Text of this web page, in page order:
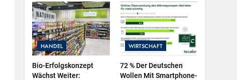
Sowie Neuer
Ausstellungsbereiche Im
Polizeimuseum Hamburg
HANDEL
Bio-Erfolgskonzept
Wächst Weiter:
WIRTSCHAFT
72 % Der Deutschen
Wollen Mit Smartphone-